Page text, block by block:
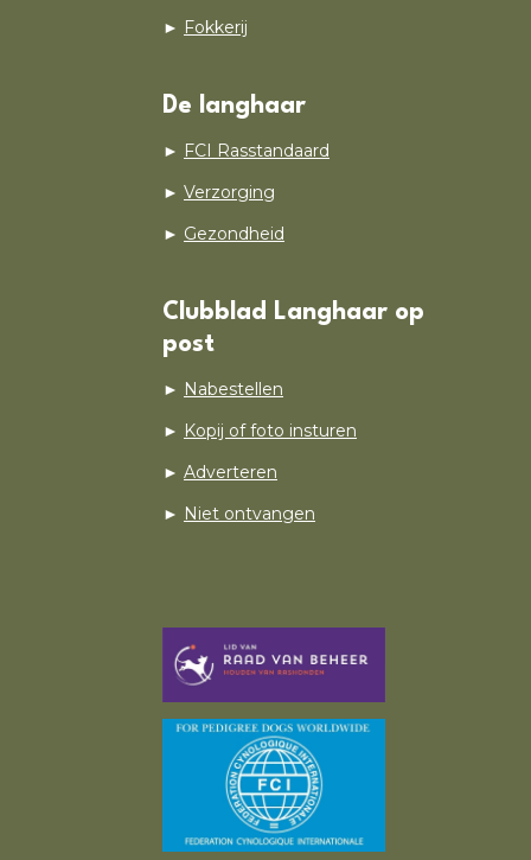
► Fokkerij
De langhaar
► FCI Rasstandaard
► Verzorging
► Gezondheid
Clubblad Langhaar op
post
► Nabestellen
► Kopij of foto insturen
► Adverteren
► Niet ontvangen